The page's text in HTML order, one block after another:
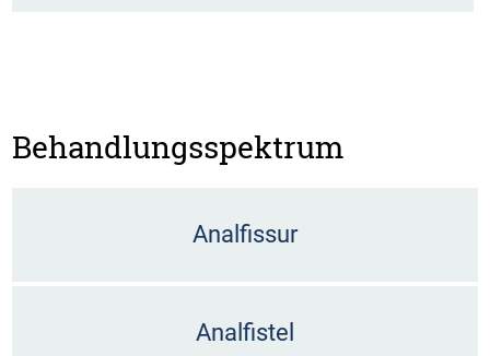
Behandlungsspektrum
Analfissur
Analfistel